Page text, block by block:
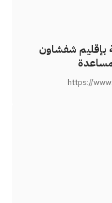
بإقليم شفشاون
https://